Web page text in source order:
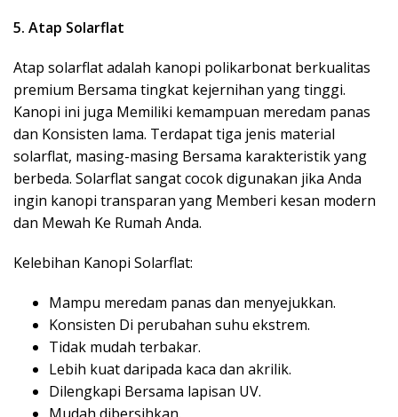
5. Atap Solarflat
Atap solarflatadalah kanopi polikarbonat berkualitas
premium Bersama tingkat kejernihan yang tinggi.
Kanopi ini juga Memiliki kemampuan meredam panas
dan Konsisten lama. Terdapat tiga jenis material
solarflat, masing-masing Bersama karakteristik yang
berbeda. Solarflat sangat cocok digunakan jika Anda
ingin kanopi transparan yang Memberi kesan modern
dan Mewah Ke Rumah Anda.
Kelebihan Kanopi Solarflat:
Mampu meredam panas dan menyejukkan.
Konsisten Di perubahan suhu ekstrem.
Tidak mudah terbakar.
Lebih kuat daripada kaca dan akrilik.
Dilengkapi Bersama lapisan UV.